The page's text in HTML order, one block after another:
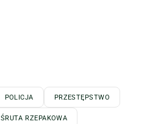
POLICJA PRZESTĘPSTWO
ŚRUTA RZEPAKOWA